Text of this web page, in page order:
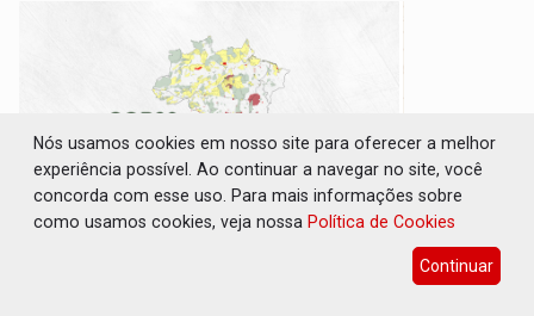
Nós usamos cookies em nosso site para oferecer a melhor
experiência possível. Ao continuar a navegar no site, você
concorda com esse uso. Para mais informações sobre
como usamos cookies, veja nossa Política de Cookies
Continuar